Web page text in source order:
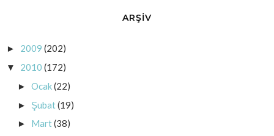
ARŞİV
► 2009 (202)
▼ 2010 (172)
► Ocak(22)
► Şubat(19)
► Mart(38)